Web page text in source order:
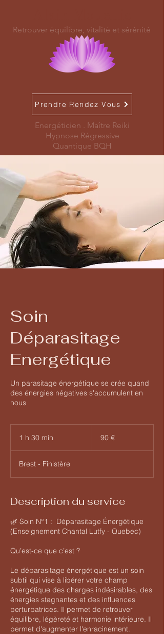
Retrouver équilibre, vitalité et sérénité
Prendre Rendez Vous
Energéticien . Maître Reiki
Hypnose Régressive
Quantique BQH
Soin
Déparasitage
Energétique
Un parasitage énergétique se crée quand
des énergies négatives s'accumulent en
nous
1 h 30 min
m
i
90 €
Brest - Finistère
Description du service
🌿 Soin N°1 : Déparasitage Énergétique
(Enseignement Chantal Lutfy - Quebec)
Qu’est-ce que c’est ?
Le déparasitage énergétique est un soin
subtil qui vise à libérer votre champ
énergétique des charges indésirables, des
énergies stagnantes et des influences
perturbatrices. Il permet de retrouver
équilibre, légèreté et harmonie intérieure. Il
permet d'augmenter l'enracinement.